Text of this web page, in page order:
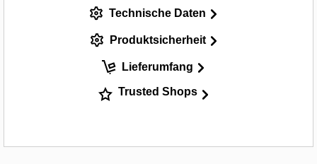
Technische Daten
Produktsicherheit
Lieferumfang
Trusted Shops